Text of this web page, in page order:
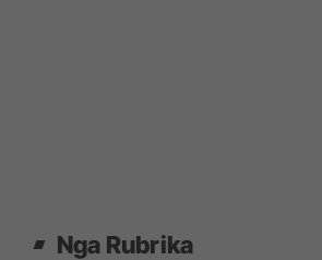
Nga Rubrika